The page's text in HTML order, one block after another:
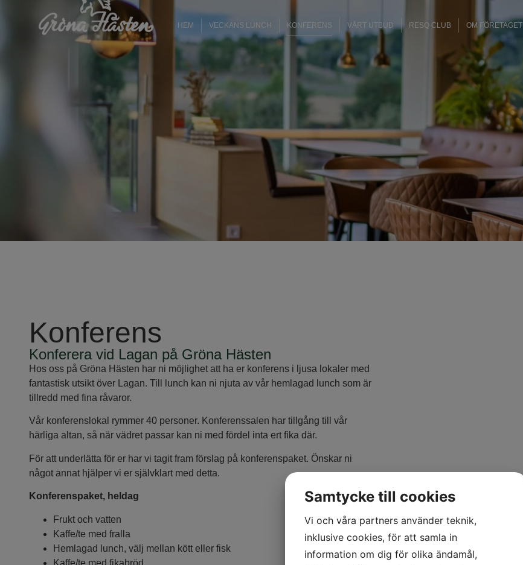
HEM VECKANS LUNCH KONFERENS VÅRT UTBUD RESQ CLUB OM FÖRETAGET
Konferens
Konferera vid Lagan på Gröna Hästen
Hos oss på Gröna Hästen har ni möjlighet att ha er konferens i ljusa lokaler med
fantastisk utsikt över Lagan. Till lunch kan ni njuta av vår hemlagad lunch som är
tillredd med fina råvaror.
Vår konferenslokal rymmer 40 personer. Konferenssalen har tillgång till vår
härliga altan, så när vädret passar kan ni med fördel inta ert fika där.
För att underlätta för er har vi tagit fram förslag på konferenspaket. Önskar ni
något annat hjälper vi er självklart med detta.
Konferenspaket, heldag
Frukt och vatten
Kaffe/te med fralla
Hemlagad lunch, välj mellan kött eller fisk
Kaffe/te med fikabröd
Samtycke till cookies
Vi och våra partners använder teknik,
inklusive cookies, för att samla in
information om dig för olika ändamål,